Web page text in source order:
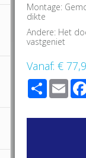
Montage:
dikte
Andere: Het
vastgeniet
Vanaf:€
Share